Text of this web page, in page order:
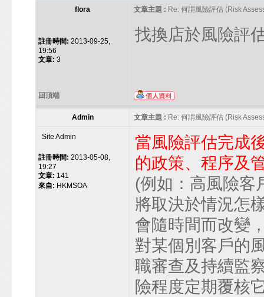
flora 文章主題 : Re: 何謂風險評估 (Risk
註冊時間: 2013-09-25,
19:56
文章: 3
找換店於風險評
回頂端
Admin 文章主題 : Re: 何謂風險評估 (Risk
Site Admin
註冊時間: 2013-05-08,
19:27
文章: 141
來自: HKMSOA
當風險評估完成
的政策、程序及
(例如：高風險客
將取決於情況怎
會隨時間而改變
對某個別客戶的
職審查及持續監
險程度定期覆核